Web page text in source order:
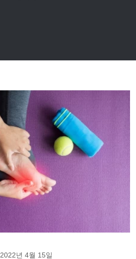
2022년 4월 15일